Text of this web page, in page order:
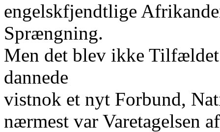
engelskfjendtlige
Sprængning.
Men det blev ikke
dannede
vistnok et nyt Forbund,
nærmest var Varetagelsen